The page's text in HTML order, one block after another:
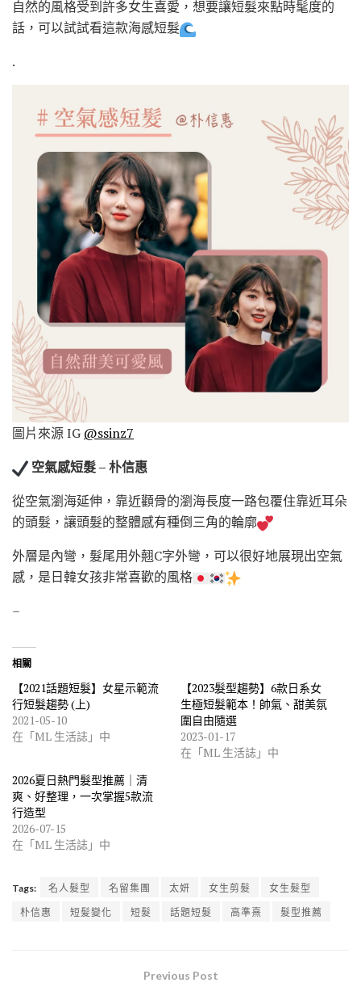
自然的風格受到許多女生喜愛，想要讓短髮來點時髦度的
話，可以試試看這款海感短髮
.
圖片來源 IG @ssinz7
空氣感短髮 – 朴信惠
從空氣瀏海延伸，靠近顴骨的瀏海長度一路包覆住靠近耳朵
的頭髮，讓頭髮的整體感有種倒三角的輪廓
外層是內彎，髮尾用外翹C字外彎，可以很好地展現出空氣
感，是日韓女孩非常喜歡的風格
–
相關
【2021話題短髮】女星示範流
行短髮趨勢 (上)
2021-05-10
在「ML 生活誌」中
【2023髮型趨勢】6款日系女
生極短髮範本！帥氣、甜美氛
圍自由隨選
2023-01-17
在「ML 生活誌」中
2026夏日熱門髮型推薦｜清
爽、好整理，一次掌握5款流
行造型
2026-07-15
在「ML 生活誌」中
Tags: 名人髮型 名留集團 太妍 女生剪髮
女生髮型
朴信惠
短髪變化 短髮 話題短髮 高準熹 髮型推薦
Previous Post